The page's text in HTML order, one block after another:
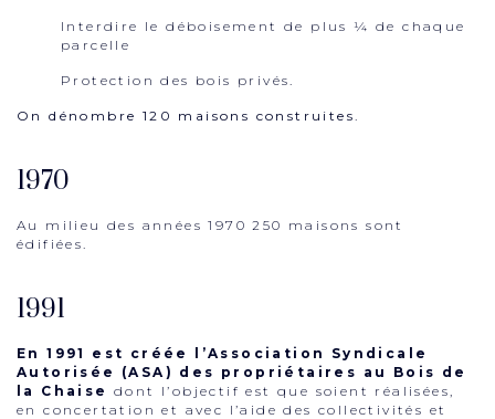
Interdire le déboisement de plus ¼ de chaque
parcelle
Protection des bois privés.
On dénombre 120 maisons construites.
1970
Au milieu des années 1970 250 maisons sont
édifiées.
1991
En 1991 est créée l’Association Syndicale
Autorisée (ASA) des propriétaires au Bois de
la Chaisedont l’objectif est que soient réalisées,
en concertation et avec l’aide des collectivités et